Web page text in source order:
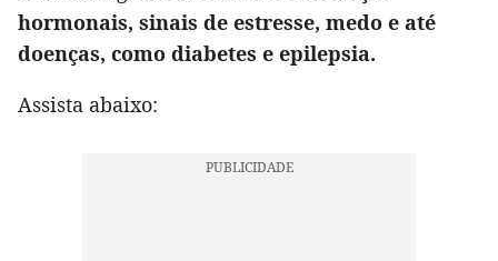
hormonais, sinais de estresse, medo e até
doenças, como diabetes e epilepsia.
Assista abaixo: